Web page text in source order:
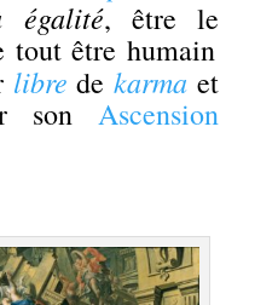
égalité, être le
tout être humain
libre de karmaet
son Ascension